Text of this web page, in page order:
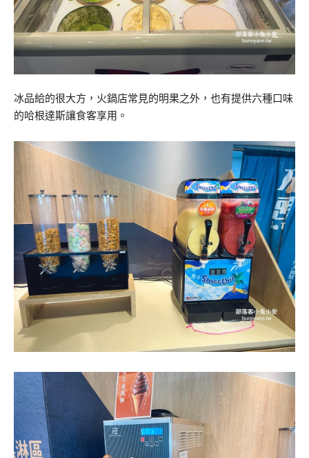
冰品給的很大方，火鍋店常見的明果之外，也有提供六種口味
的哈根達斯讓食客享用。